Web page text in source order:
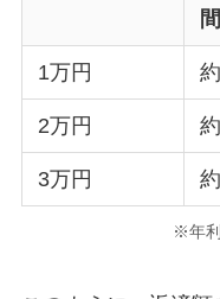
間
1万円
2万円
3万円
※年